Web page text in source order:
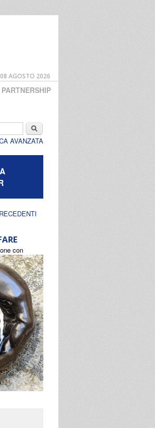
AGOSTO 2026
PARTNERSHIP
Cerca
AVANZATA
con